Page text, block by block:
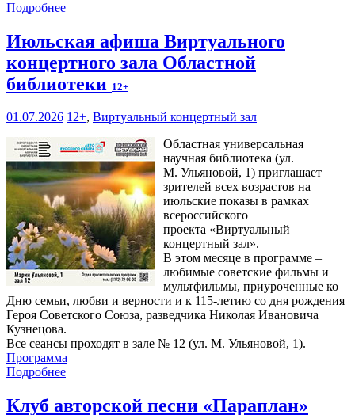
Подробнее
Июльская афиша Виртуального
концертного зала Областной
библиотеки 12+
01.07.2026 12+, Виртуальный концертный зал
Областная универсальная
научная библиотека (ул.
М. Ульяновой, 1) приглашает
зрителей всех возрастов на
июльские показы в рамках
всероссийского
проекта «Виртуальный
концертный зал».
В этом месяце в программе –
любимые советские фильмы и
мультфильмы, приуроченные ко
Дню семьи, любви и верности и к 115-летию со дня рождения
Героя Советского Союза, разведчика Николая Ивановича
Кузнецова.
Все сеансы проходят в зале № 12 (ул. М. Ульяновой, 1).
Программа
Подробнее
Клуб авторской песни «Параплан»